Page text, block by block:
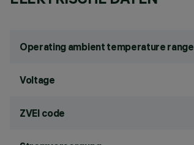
Operating ambient temperature range
Voltage
ZVEI code